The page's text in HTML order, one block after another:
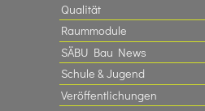
Qualität
Raummodule
SÄBU Bau News
Schule & Jugend
Veröffentlichungen